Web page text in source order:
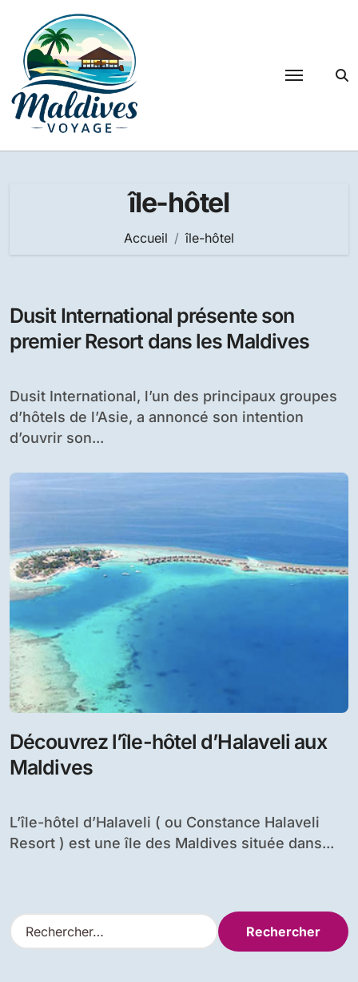
contenu
île-hôtel
Accueil île-hôtel
Dusit International présente son
premier Resort dans les Maldives
Dusit International, l’un des principaux groupes
d’hôtels de l’Asie, a annoncé son intention
d’ouvrir son...
Découvrez l’île-hôtel d’Halaveli aux
Maldives
L’île-hôtel d’Halaveli ( ou Constance Halaveli
Resort ) est une île des Maldives située dans...
R
e